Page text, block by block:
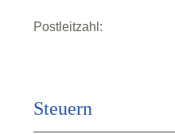
Postleitzahl:
Steuern